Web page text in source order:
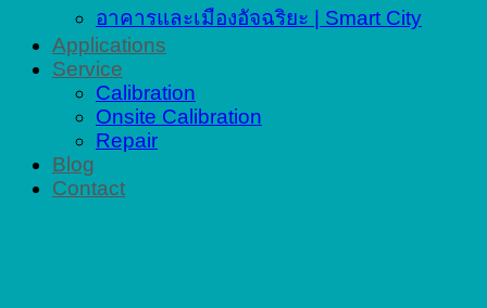
อาคารและเมืองอัจฉริยะ | Smart City
Applications
Service
Calibration
Onsite Calibration
Repair
Blog
Contact